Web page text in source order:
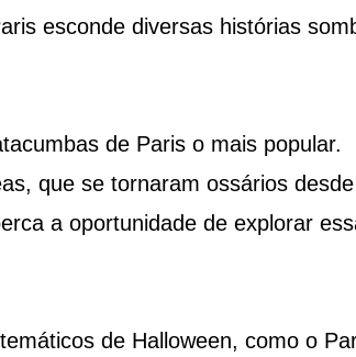
esconde diversas histórias
de Paris o mais popular.
que se tornaram ossários
a oportunidade de explorar
de Halloween, como o